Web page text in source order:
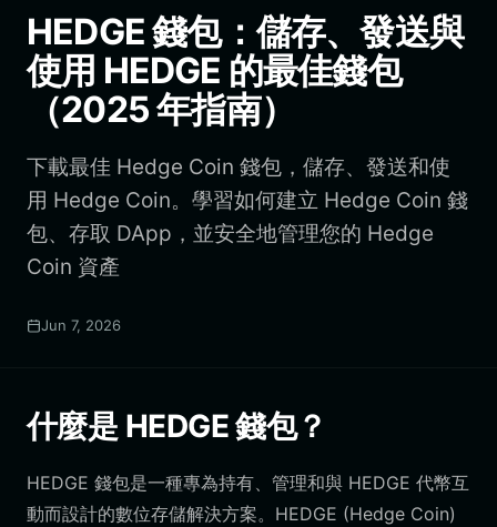
Português (Portugal)
Bahasa Indonesia
ภาษาไทย
Português (Brasil)
Español (Argentina)
HEDGE 錢包：儲存、發送與
使用 HEDGE 的最佳錢包
（2025 年指南）
下載最佳 Hedge Coin 錢包，儲存、發送和使
用 Hedge Coin。學習如何建立 Hedge Coin 錢
包、存取 DApp，並安全地管理您的 Hedge
Coin 資產
Jun 7, 2026
什麼是 HEDGE 錢包？
HEDGE 錢包是一種專為持有、管理和與 HEDGE 代幣互
動而設計的數位存儲解決方案。HEDGE (Hedge Coin)